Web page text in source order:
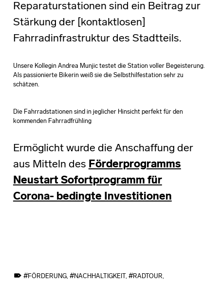
Reparaturstationen sind ein Beitrag zur
Stärkung der [kontaktlosen]
Fahrradinfrastruktur des Stadtteils.
Unsere Kollegin Andrea Munjic testet die Station voller Begeisterung.
Als passionierte Bikerin weiß sie die Selbsthilfestation sehr zu
schätzen.
Die Fahrradstationen sind in jeglicher Hinsicht perfekt für den
kommenden Fahrradfrühling
Ermöglicht wurde die Anschaffung der
aus Mitteln des Förderprogramms
Neustart Sofortprogramm für
Corona- bedingte Investitionen
FÖRDERUNG, NACHHALTIGKEIT , RADTOUR,